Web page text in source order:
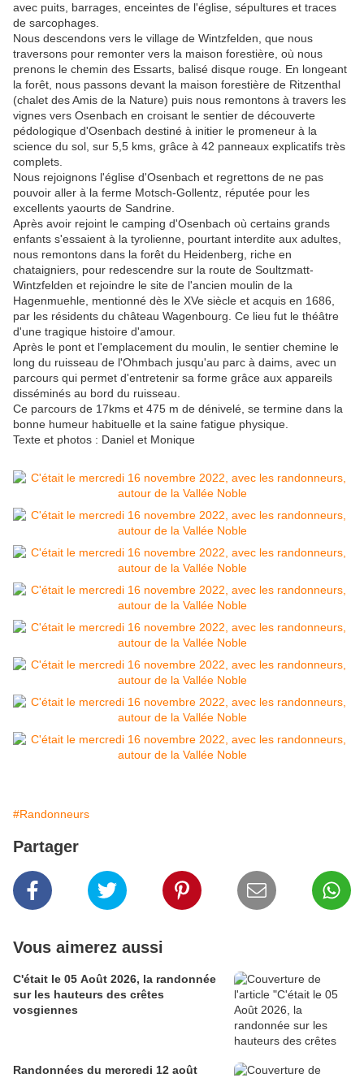
avec puits, barrages, enceintes de l'église, sépultures et traces
de sarcophages.
Nous descendons vers le village de Wintzfelden, que nous
traversons pour remonter vers la maison forestière, où nous
prenons le chemin des Essarts, balisé disque rouge. En longeant
la forêt, nous passons devant la maison forestière de Ritzenthal
(chalet des Amis de la Nature) puis nous remontons à travers les
vignes vers Osenbach en croisant le sentier de découverte
pédologique d'Osenbach destiné à initier le promeneur à la
science du sol, sur 5,5 kms, grâce à 42 panneaux explicatifs très
complets.
Nous rejoignons l'église d'Osenbach et regrettons de ne pas
pouvoir aller à la ferme Motsch-Gollentz, réputée pour les
excellents yaourts de Sandrine.
Après avoir rejoint le camping d'Osenbach où certains grands
enfants s'essaient à la tyrolienne, pourtant interdite aux adultes,
nous remontons dans la forêt du Heidenberg, riche en
chataigniers, pour redescendre sur la route de Soultzmatt-
Wintzfelden et rejoindre le site de l'ancien moulin de la
Hagenmuehle, mentionné dès le XVe siècle et acquis en 1686,
par les résidents du château Wagenbourg. Ce lieu fut le théâtre
d'une tragique histoire d'amour.
Après le pont et l'emplacement du moulin, le sentier chemine le
long du ruisseau de l'Ohmbach jusqu'au parc à daims, avec un
parcours qui permet d'entretenir sa forme grâce aux appareils
disséminés au bord du ruisseau.
Ce parcours de 17kms et 475 m de dénivelé, se termine dans la
bonne humeur habituelle et la saine fatigue physique.
Texte et photos : Daniel et Monique
#Randonneurs
Partager
Vous aimerez aussi
C'était le 05 Août 2026, la randonnée
sur les hauteurs des crêtes
vosgiennes
Randonnées du mercredi 12 août